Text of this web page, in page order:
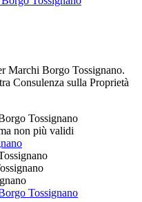
Marchi Borgo Tossignano.
Consulenza sulla Proprietà
Tossignano
non più validi
Tossignano